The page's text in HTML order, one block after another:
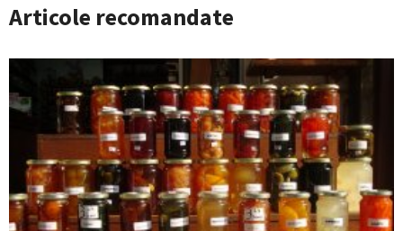
Articole recomandate